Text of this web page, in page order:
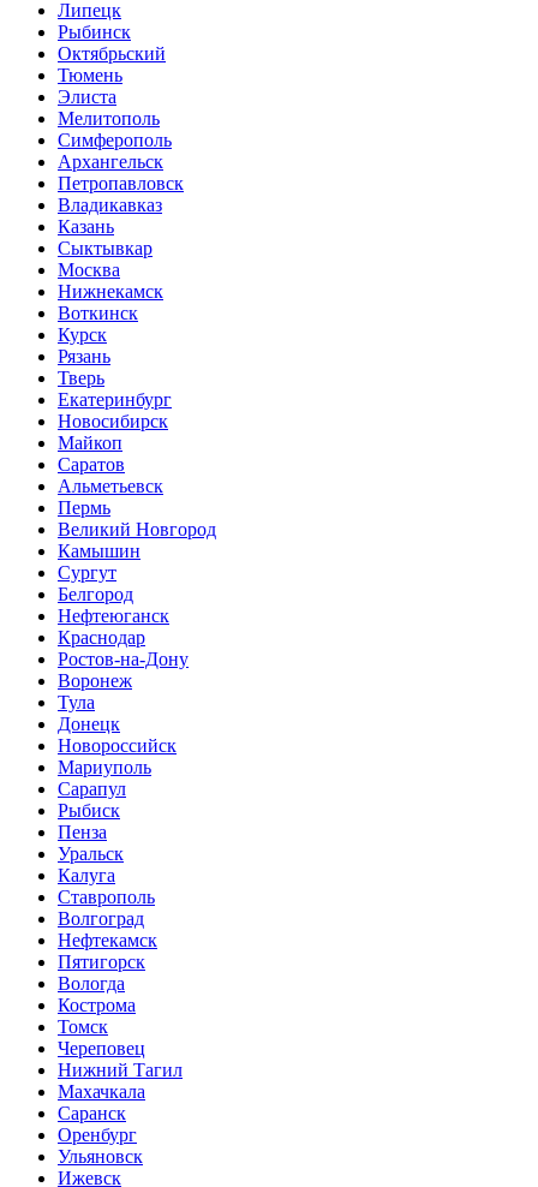
Липецк
Рыбинск
Октябрьский
Тюмень
Элиста
Мелитополь
Симферополь
Архангельск
Петропавловск
Владикавказ
Казань
Сыктывкар
Москва
Нижнекамск
Воткинск
Курск
Рязань
Тверь
Екатеринбург
Новосибирск
Майкоп
Саратов
Альметьевск
Пермь
Великий Новгород
Камышин
Сургут
Белгород
Нефтеюганск
Краснодар
Ростов-на-Дону
Воронеж
Тула
Донецк
Новороссийск
Мариуполь
Сарапул
Рыбиск
Пенза
Уральск
Калуга
Ставрополь
Волгоград
Нефтекамск
Пятигорск
Вологда
Кострома
Томск
Череповец
Нижний Тагил
Махачкала
Саранск
Оренбург
Ульяновск
Ижевск